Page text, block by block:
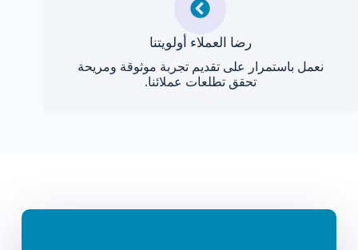
رضا العملاء أولويتنا
نعمل باستمرار على تقديم تجربة موثوقة ومريحة
تحقق تطلعات عملائنا.